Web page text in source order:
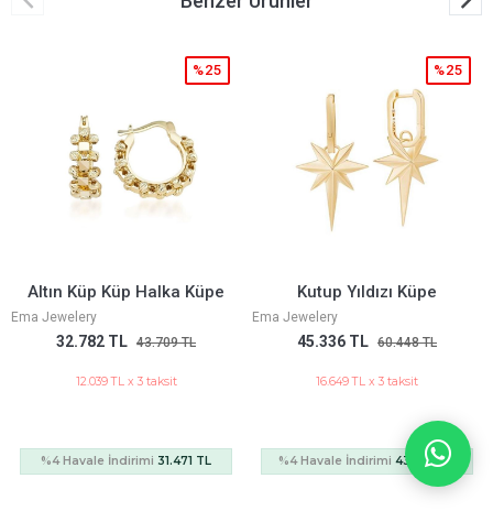
Küp Halka Küpe
43.709 TL
TL x 3 taksit
İndirimi31.471 TL
Kutup Yıldızı Küpe
Ema Jewelery
60.448 TL
16.649 TL x 3 taksit
%4 Havale İndirimi43.523 TL %4